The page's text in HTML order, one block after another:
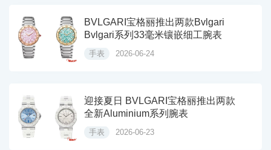
BVLGARI宝格丽推出两款Bvlgari
Bvlgari系列33毫米镶嵌细工腕表
手表 2026-06-24
迎接夏日 BVLGARI宝格丽推出两款
全新Aluminium系列腕表
手表 2026-06-23